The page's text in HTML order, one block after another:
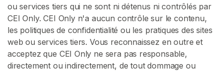
ou services tiers qui ne sont ni détenus ni contrôlés par
CEI Only. CEI Only n'a aucun contrôle sur le contenu,
les politiques de confidentialité ou les pratiques des sites
web ou services tiers. Vous reconnaissez en outre et
acceptez que CEI Only ne sera pas responsable,
directement ou indirectement, de tout dommage ou